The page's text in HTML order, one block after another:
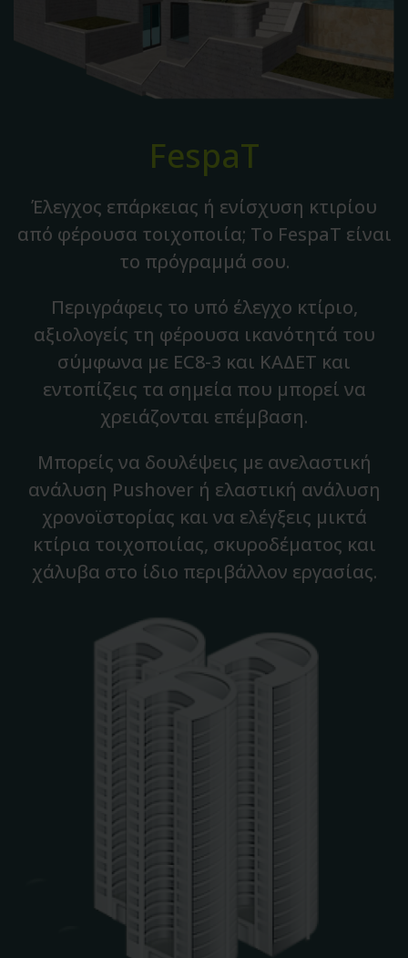
FespaT
Έλεγχος επάρκειας ή ενίσχυση κτιρίου
από φέρουσα τοιχοποιία; Το FespaT είναι
το πρόγραμμά σου.
Περιγράφεις το υπό έλεγχο κτίριο,
αξιολογείς τη φέρουσα ικανότητά του
σύμφωνα με EC8-3 και ΚΑΔΕΤ και
εντοπίζεις τα σημεία που μπορεί να
χρειάζονται επέμβαση.
Μπορείς να δουλέψεις με ανελαστική
ανάλυση Pushover ή ελαστική ανάλυση
χρονοϊστορίας και να ελέγξεις μικτά
κτίρια τοιχοποιίας, σκυροδέματος και
χάλυβα στο ίδιο περιβάλλον εργασίας.